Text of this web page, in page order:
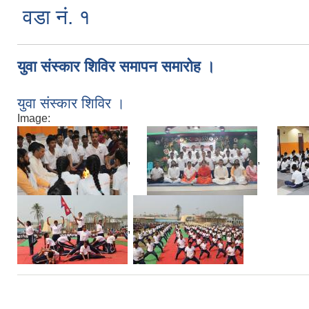
वडा नं. १
युवा संस्कार शिविर समापन समारोह ।
युवा संस्कार शिविर ।
Image:
, ,
,